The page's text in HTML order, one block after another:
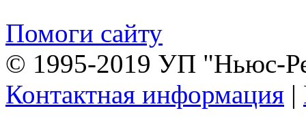
Помоги сайту
© 1995-2019 УП "Ньюс-
Контактная информация |